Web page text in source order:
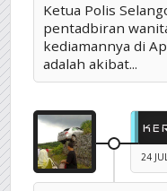
Ketua Polis
pentadbiran
kediamannya di
adalah akibat...
24
TAG :